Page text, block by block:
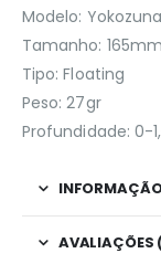
Modelo:
Tamanho: 165mm
Tipo: Floating
Peso: 27gr
Profundidade: 0-
AVALIAÇÕES